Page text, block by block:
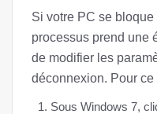
Si votre PC se
processus prend une
de modifier les
déconnexion. Pour
Sous Windows 7,